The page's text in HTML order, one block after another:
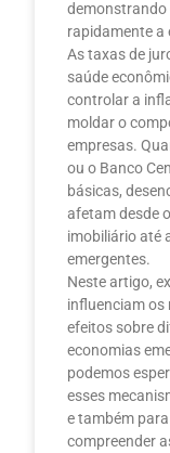
demonstrando
rapidamente a
As taxas de
saúde
controlar a
moldar o
empresas.
ou o Banco
básicas,
afetam desde
imobiliário até
emergentes.
Neste artigo,
influenciam os
efeitos sobre
economias
podemos
esses
e também
compreender